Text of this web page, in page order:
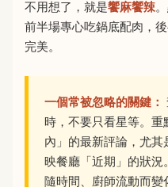
不用想了，就是饗麻饗辣
前半場專心吃鍋底配肉，
完美。
一個常被忽略的關鍵：
時，不要只看星等。重
內」的最新評論，尤
映餐廳「近期」的狀
隨時間、廚師流動而